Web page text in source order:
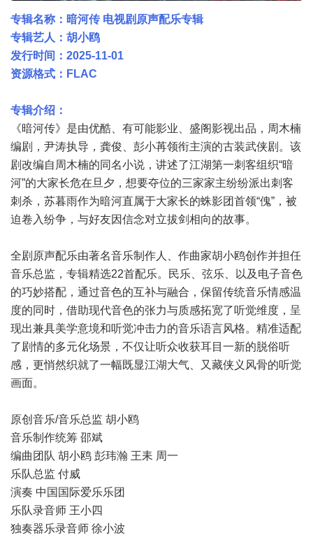
专辑名称：暗河传 电视剧原声配乐专辑
专辑艺人：胡小鸥
发行时间：2025-11-01
资源格式：FLAC
专辑介绍：
《暗河传》是由优酷、有可能影业、盛阁影视出品，周木楠
编剧，尹涛执导，龚俊、彭小苒领衔主演的古装武侠剧。该
剧改编自周木楠的同名小说，讲述了江湖第一刺客组织“暗
河”的大家长危在旦夕，想要夺位的三家家主纷纷派出刺客
刺杀，苏暮雨作为暗河直属于大家长的蛛影团首领“傀”，被
迫卷入纷争，与好友因信念对立拔剑相向的故事。
全剧原声配乐由著名音乐制作人、作曲家胡小鸥创作并担任
音乐总监，专辑精选22首配乐。民乐、弦乐、以及电子音色
的巧妙搭配，通过音色的互补与融合，保留传统音乐情感温
度的同时，借助现代音色的张力与质感拓宽了听觉维度，呈
现出兼具美学意境和听觉冲击力的音乐语言风格。精准适配
了剧情的多元化场景，不仅让听众收获耳目一新的脱俗听
感，更悄然织就了一幅既显江湖大气、又藏侠义风骨的听觉
画面。
原创音乐/音乐总监 胡小鸥
音乐制作统筹 邵斌
编曲团队 胡小鸥 彭玮瀚 王耒 周一
乐队总监 付威
演奏 中国国际爱乐乐团
乐队录音师 王小四
独奏器乐录音师 徐小波